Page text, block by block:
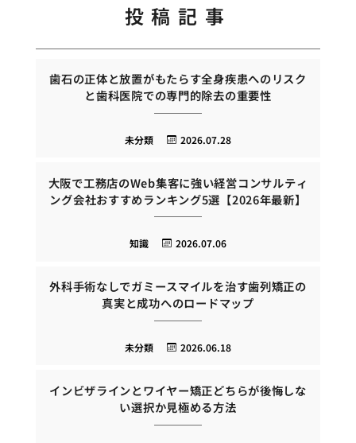
投稿記事
歯石の正体と放置がもたらす全身疾患へのリスク
と歯科医院での専門的除去の重要性
2026.07.28
未分類
大阪で工務店のWeb集客に強い経営コンサルティ
ング会社おすすめランキング5選【2026年最新】
2026.07.06
知識
外科手術なしでガミースマイルを治す歯列矯正の
真実と成功へのロードマップ
2026.06.18
未分類
インビザラインとワイヤー矯正どちらが後悔しな
い選択か見極める方法